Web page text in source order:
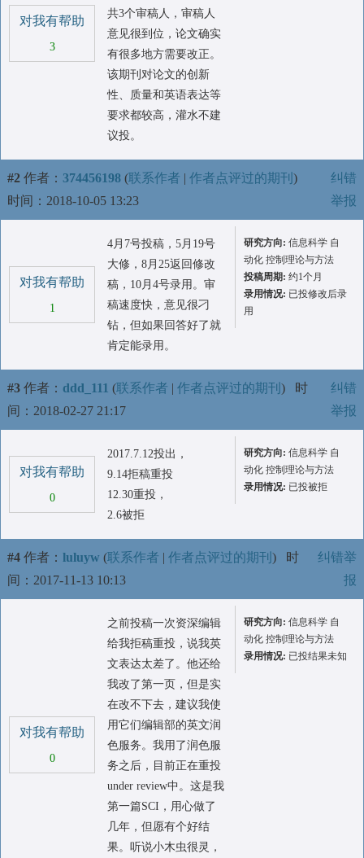
对我有帮助
3
共3个审稿人，审稿人
意见很到位，论文确实
有很多地方需要改正。
该期刊对论文的创新
性、质量和英语表达等
要求都较高，灌水不建
议投。
#2 作者： 374456198 (联系作者 | 作者点评过的期刊 )
时间：2018-10-05 13:23
纠错
举报
对我有帮助
1
4月7号投稿，5月19号
大修，8月25返回修改
稿，10月4号录用。审
稿速度快，意见很刁
钻，但如果回答好了就
肯定能录用。
研究方向: 信息科学 自
动化 控制理论与方法
投稿周期: 约1个月
录用情况: 已投修改后录
用
#3 作者： ddd_111 (联系作者 | 作者点评过的期刊 ) 时
间：2018-02-27 21:17
纠错
举报
对我有帮助
0
2017.7.12投出，
9.14拒稿重投
12.30重投，
2.6被拒
研究方向: 信息科学 自
动化 控制理论与方法
录用情况: 已投被拒
#4 作者： luluyw (联系作者 | 作者点评过的期刊 ) 时
间：2017-11-13 10:13
纠错举
报
对我有帮助
0
之前投稿一次资深编辑
给我拒稿重投，说我英
文表达太差了。他还给
我改了第一页，但是实
在改不下去，建议我使
用它们编辑部的英文润
色服务。我用了润色服
务之后，目前正在重投
under review中。这是我
第一篇SCI，用心做了
几年，但愿有个好结
果。听说小木虫很灵，
研究方向: 信息科学 自
动化 控制理论与方法
录用情况: 已投结果未知